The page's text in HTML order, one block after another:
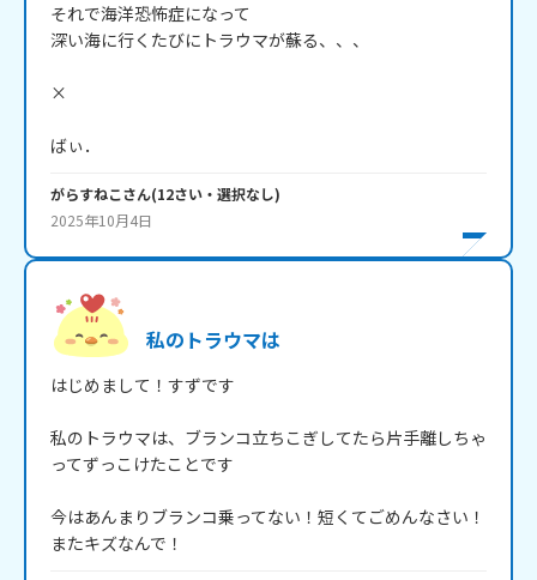
それで海洋恐怖症になって
深い海に行くたびにトラウマが蘇る、、、
×
ばぃ．
がらすねこさん(12さい・ 選択なし)
2025年10月4日
私のトラウマは
はじめまして！すずです
私のトラウマは、ブランコ立ちこぎしてたら片手離しちゃ
ってずっこけたことです
今はあんまりブランコ乗ってない！短くてごめんなさい！
またキズなんで！